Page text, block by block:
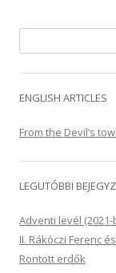
ENGLISH ARTICLES
From the Devil’s
LEGUTÓBBI
Adventi levél (2021-
II. Rákóczi Ferenc
Rontott erdők